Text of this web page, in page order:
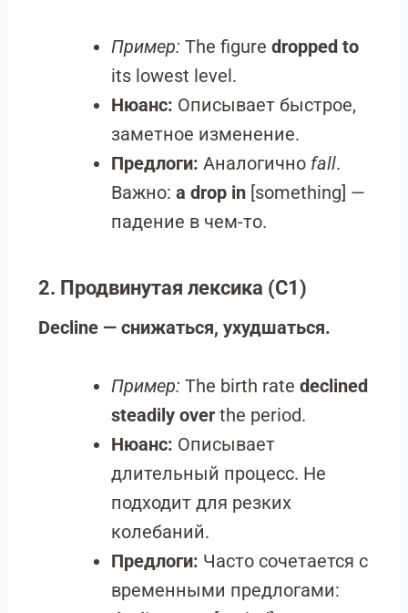
Пример: The figure dropped to
its lowest level.
Нюанс: Описывает быстрое,
заметное изменение.
Предлоги: Аналогично fall.
Важно: a drop in [something] —
падение в чем-то.
2. Продвинутая лексика (C1)
Decline — снижаться, ухудшаться.
Пример: The birth rate declined
steadily over the period.
Нюанс: Описывает
длительный процесс. Не
подходит для резких
колебаний.
Предлоги: Часто сочетается с
временными предлогами: